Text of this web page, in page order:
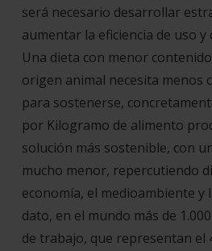
será necesario desarrollar
aumentar la eficiencia de uso y
Una dieta con menor
origen animal necesita menos
para sostenerse,
por Kilogramo de alimento
solución más sostenible, con
mucho menor, repercutiendo
economía, el medioambiente y
dato, en el mundo más de
de trabajo, que representan el